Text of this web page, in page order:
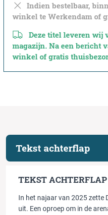
Indien bestelbaar,
winkel te Werkendam of
Deze titel leveren wij
magazijn. Na een bericht
winkel of gratis
Tekst achterflap
TEKST ACHTERFLAP
In het najaar van 2025 zette
uit. Een oproep om in de